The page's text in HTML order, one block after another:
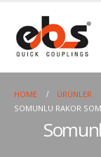
HOME ÜRÜNLER
SOMUNLU RAKOR